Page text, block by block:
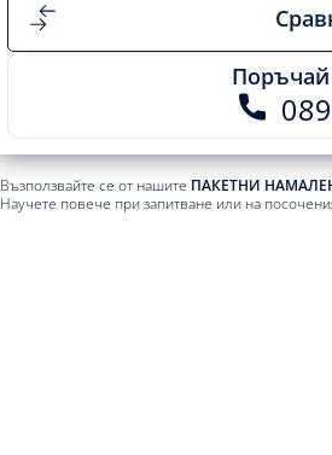
Възползвайте се от нашите ПАКЕТНИ
Научете повече при запитване или на